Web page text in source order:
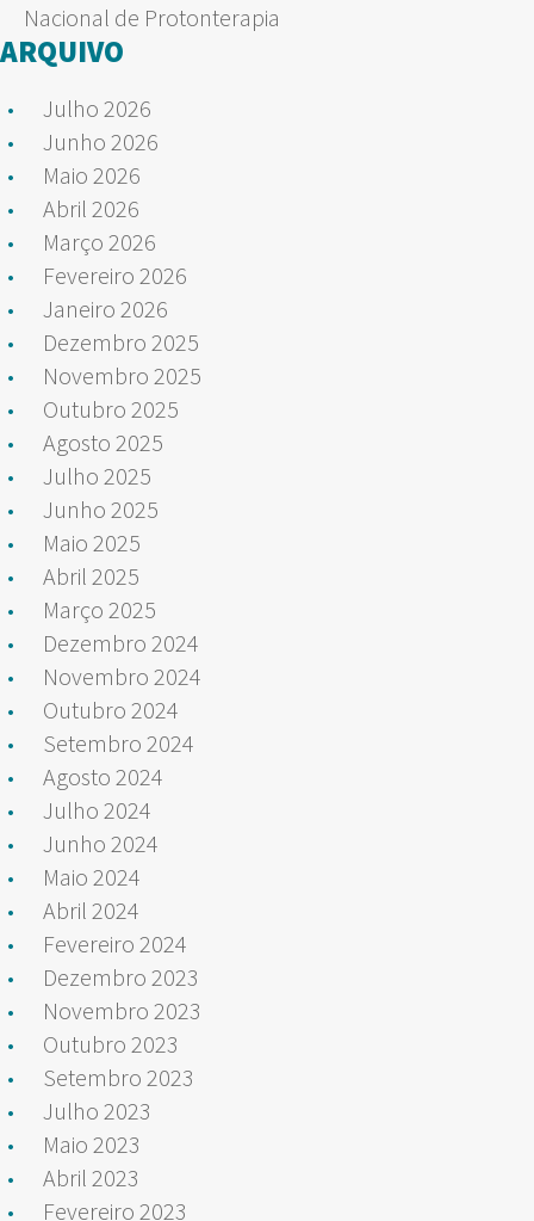
Nacional de Protonterapia
ARQUIVO
Julho 2026
Junho 2026
Maio 2026
Abril 2026
Março 2026
Fevereiro 2026
Janeiro 2026
Dezembro 2025
Novembro 2025
Outubro 2025
Agosto 2025
Julho 2025
Junho 2025
Maio 2025
Abril 2025
Março 2025
Dezembro 2024
Novembro 2024
Outubro 2024
Setembro 2024
Agosto 2024
Julho 2024
Junho 2024
Maio 2024
Abril 2024
Fevereiro 2024
Dezembro 2023
Novembro 2023
Outubro 2023
Setembro 2023
Julho 2023
Maio 2023
Abril 2023
Fevereiro 2023